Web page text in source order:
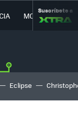
MOVILIDAD
Suscríbete a
Eclipse